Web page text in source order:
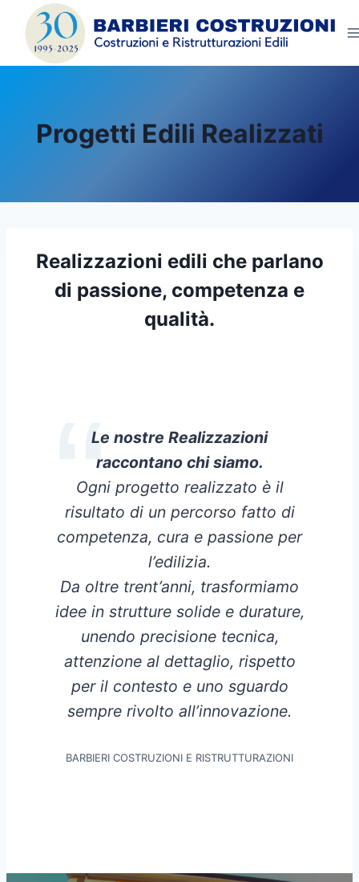
contenuto
Progetti Edili Realizzati
Realizzazioni edili che parlano
di passione, competenza e
qualità.
Le nostre Realizzazioni
raccontano chi siamo.
Ogni progetto realizzato è il
risultato di un percorso fatto di
competenza, cura e passione per
l’edilizia.
Da oltre trent’anni, trasformiamo
idee in strutture solide e durature,
unendo precisione tecnica,
attenzione al dettaglio, rispetto
per il contesto e uno sguardo
sempre rivolto all’innovazione.
BARBIERI COSTRUZIONI E RISTRUTTURAZIONI